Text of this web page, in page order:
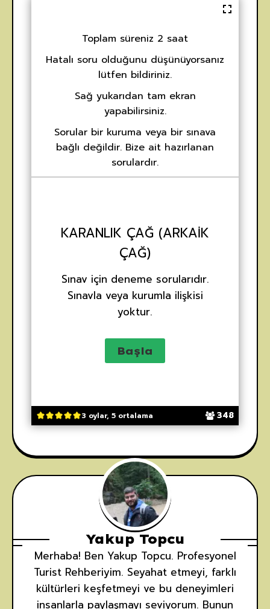
3 oylar, 5 ortalama 348
Toplam süreniz 2 saat
Hatalı soru olduğunu düşünüyorsanız
lütfen bildiriniz.
Sağ yukarıdan tam ekran
yapabilirsiniz.
Sorular bir kuruma veya bir sınava
bağlı değildir. Bize ait hazırlanan
sorulardır.
KARANLIK ÇAĞ (ARKAIK
ÇAĞ)
Sınav için deneme sorularıdır.
Sınavla veya kurumla ilişkisi
yoktur.
Yakup Topcu
Merhaba! Ben Yakup Topcu. Profesyonel
Turist Rehberiyim. Seyahat etmeyi, farklı
kültürleri keşfetmeyi ve bu deneyimleri
insanlarla paylaşmayı seviyorum. Bunun